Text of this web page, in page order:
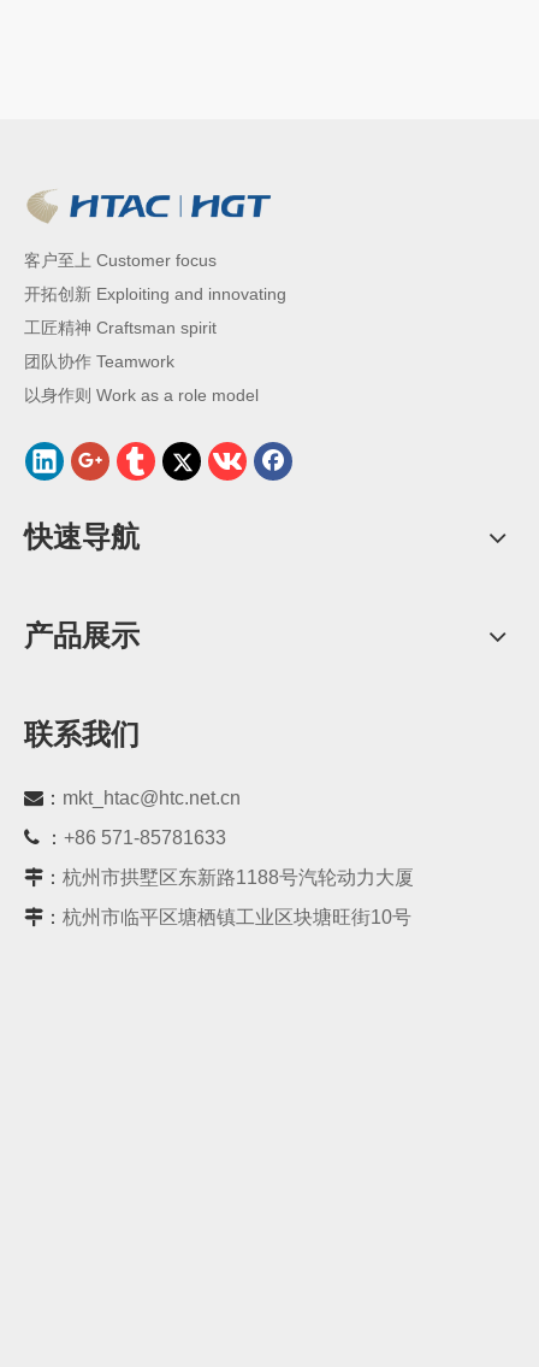
客户至上 Customer focus
开拓创新 Exploiting and innovating
工匠精神 Craftsman spirit
团队协作 Teamwork
以身作则 Work as a role model
快速导航
产品展示
联系我们
： mkt_htac@htc.net.cn
 ： +86 571-85781633
： 杭州市拱墅区东新路1188号汽轮动力大厦
： 杭州市临平区塘栖镇工业区块塘旺街10号